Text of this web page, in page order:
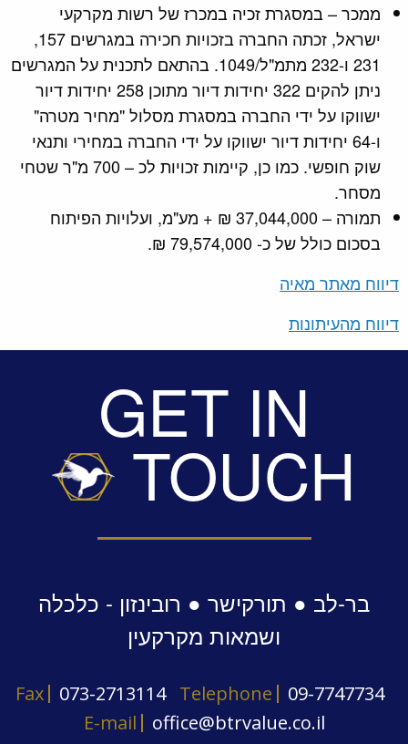
ממכר – במסגרת זכיה במכרז של רשות מקרקעי
ישראל, זכתה החברה בזכויות חכירה במגרשים 157,
231 ו-232 מתמ"ל/1049. בהתאם לתכנית על המגרשים
ניתן להקים 322 יחידות דיור מתוכן 258 יחידות דיור
ישווקו על ידי החברה במסגרת מסלול "מחיר מטרה"
ו-64 יחידות דיור ישווקו על ידי החברה במחירי ותנאי
שוק חופשי. כמו כן, קיימות זכויות לכ – 700 מ"ר שטחי
מסחר.
תמורה – 37,044,000 ₪ + מע"מ, ועלויות הפיתוח
בסכום כולל של כ- 79,574,000 ₪.
דיווח מאתר מאיה
דיווח מהעיתונות
GET IN
TOUCH
בר-לב ● תורקישר ● רובינזון - כלכלה
ושמאות מקרקעין
Fax 073-2713114 Telephone
09-7747734
E-mail
office@btrvalue.co.il